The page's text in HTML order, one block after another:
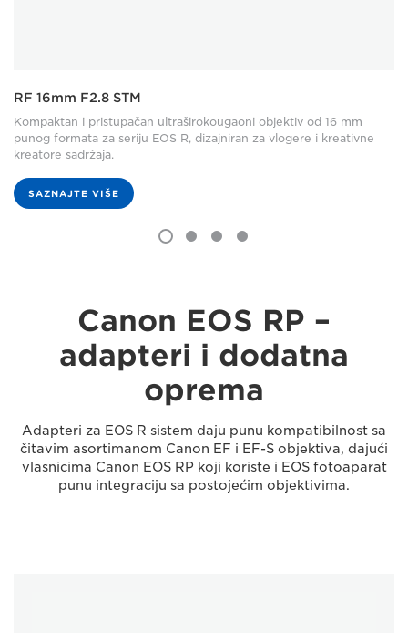
RF 16mm F2.8 STM
Kompaktan i pristupačan ultraširokougaoni objektiv od 16 mm
punog formata za seriju EOS R, dizajniran za vlogere i kreativne
kreatore sadržaja.
SAZNAJTE VIŠE
Canon EOS RP –
adapteri i dodatna
oprema
Adapteri za EOS R sistem daju punu kompatibilnost sa
čitavim asortimanom Canon EF i EF-S objektiva, dajući
vlasnicima Canon EOS RP koji koriste i EOS fotoaparat
punu integraciju sa postojećim objektivima.